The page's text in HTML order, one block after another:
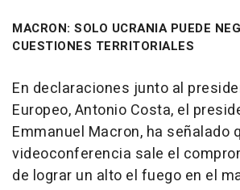
MACRON: SOLO UCRANIA PUEDE
CUESTIONES TERRITORIALES
En declaraciones junto al
Europeo, Antonio Costa, el
Emmanuel Macron, ha señalado
videoconferencia sale el
de lograr un alto el fuego en el